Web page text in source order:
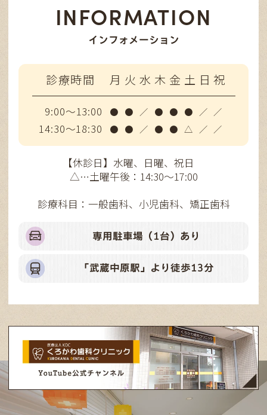
INFORMATION
インフォメーション
診療時間 月 火 水 木 金 土 日 祝
9:00～13:00 ● ● ／ ● ● ● ／ ／
14:30～18:30 ● ● ／ ● ● △ ／ ／
【休診日】水曜、日曜、祝日
△…土曜午後：14:30～17:00
診療科目：一般歯科、小児歯科、矯正歯科
専用駐車場（1台）あり
「武蔵中原駅」より徒歩13分